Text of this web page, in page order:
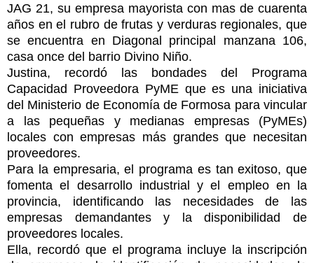
JAG 21, su empresa mayorista con mas de cuarenta
años en el rubro de frutas y verduras regionales, que
se encuentra en Diagonal principal manzana 106,
casa once del barrio Divino Niño.
Justina, recordó las bondades del Programa
Capacidad Proveedora PyME que es una iniciativa
del Ministerio de Economía de Formosa para vincular
a las pequeñas y medianas empresas (PyMEs)
locales con empresas más grandes que necesitan
proveedores.
Para la empresaria, el programa es tan exitoso, que
fomenta el desarrollo industrial y el empleo en la
provincia, identificando las necesidades de las
empresas demandantes y la disponibilidad de
proveedores locales.
Ella, recordó que el programa incluye la inscripción